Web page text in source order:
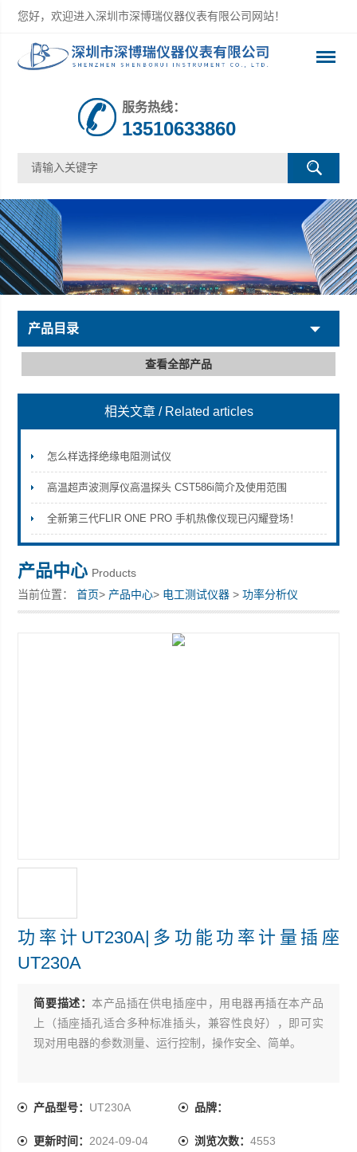
您好，欢迎进入深圳市深博瑞仪器仪表有限公司网站！
深圳市深博瑞仪器仪表有限公司
服务热线：
13510633860
产品目录
查看全部产品
相关文章 / Related articles
怎么样选择绝缘电阻测试仪
高温超声波测厚仪高温探头 CST586i简介及使用范围
全新第三代FLIR ONE PRO 手机热像仪现已闪耀登场！
产品中心 Products
当前位置：首页> 产品中心> 电工测试仪器 >功率分析仪
功率计UT230A|多功能功率计量插座
UT230A
简要描述：本产品插在供电插座中，用电器再插在本产品
上（插座插孔适合多种标准插头，兼容性良好），即可实
现对用电器的参数测量、运行控制，操作安全、简单。
产品型号： UT230A 品牌：
更新时间： 2024-09-04 浏览次数： 4553